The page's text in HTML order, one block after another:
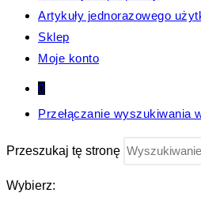
Artykuły jednorazowego
Sklep
Moje konto
0
Przełączanie wyszukiwania
Przeszukaj tę stronę
Wybierz: